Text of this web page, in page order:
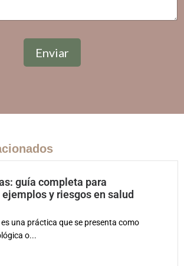
Enviar
guía completa para
y riesgos en salud
una práctica que se presenta como
o...